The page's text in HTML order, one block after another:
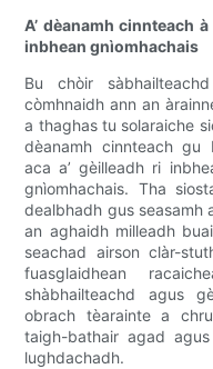
A’ dèanamh cinnteach
inbhean gnìomhachais
Bu chòir
còmhnaidh ann an
a thaghas tu solaraiche
dèanamh cinnteach gu
aca a’ gèilleadh ri
gnìomhachais. Tha
dealbhadh gus seasamh
an aghaidh milleadh
seachad airson clàr-
fuasglaidhean
shàbhailteachd agus
obrach tèarainte a
taigh-bathair agad
lughdachadh.